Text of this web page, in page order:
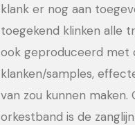
klank er nog aan
toegekend klinken alle
ook geproduceerd met
klanken/samples,
van zou kunnen
orkestband is de